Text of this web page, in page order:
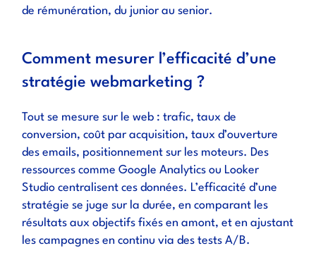
de rémunération, du junior au senior.
Comment mesurer l’efficacité d’une
stratégie webmarketing ?
Tout se mesure sur le web : trafic, taux de
conversion, coût par acquisition, taux d’ouverture
des emails, positionnement sur les moteurs. Des
ressources comme Google Analytics ou Looker
Studio centralisent ces données. L’efficacité d’une
stratégie se juge sur la durée, en comparant les
résultats aux objectifs fixés en amont, et en ajustant
les campagnes en continu via des tests A/B.